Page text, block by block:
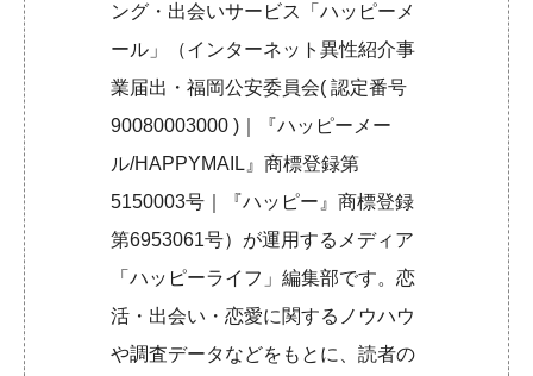
ング・出会いサービス「ハッピーメ
ール」（インターネット異性紹介事
業届出・福岡公安委員会( 認定番号
90080003000 )｜『ハッピーメー
ル/HAPPYMAIL』商標登録第
5150003号｜『ハッピー』商標登録
第6953061号）が運用するメディア
「ハッピーライフ」編集部です。恋
活・出会い・恋愛に関するノウハウ
や調査データなどをもとに、読者の